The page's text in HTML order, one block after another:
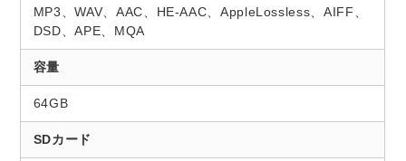
MP3、WAV、AAC、HE-AAC、AppleLossless、AIFF、
DSD、APE、MQA
容量
64GB
SDカード